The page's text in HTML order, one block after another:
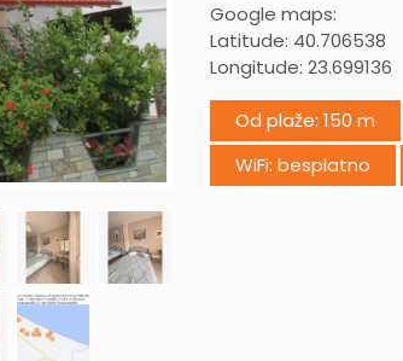
Google maps:
Latitude: 40.706538
Longitude: 23.699136
Od plaže: 150 m
WiFi: besplatno